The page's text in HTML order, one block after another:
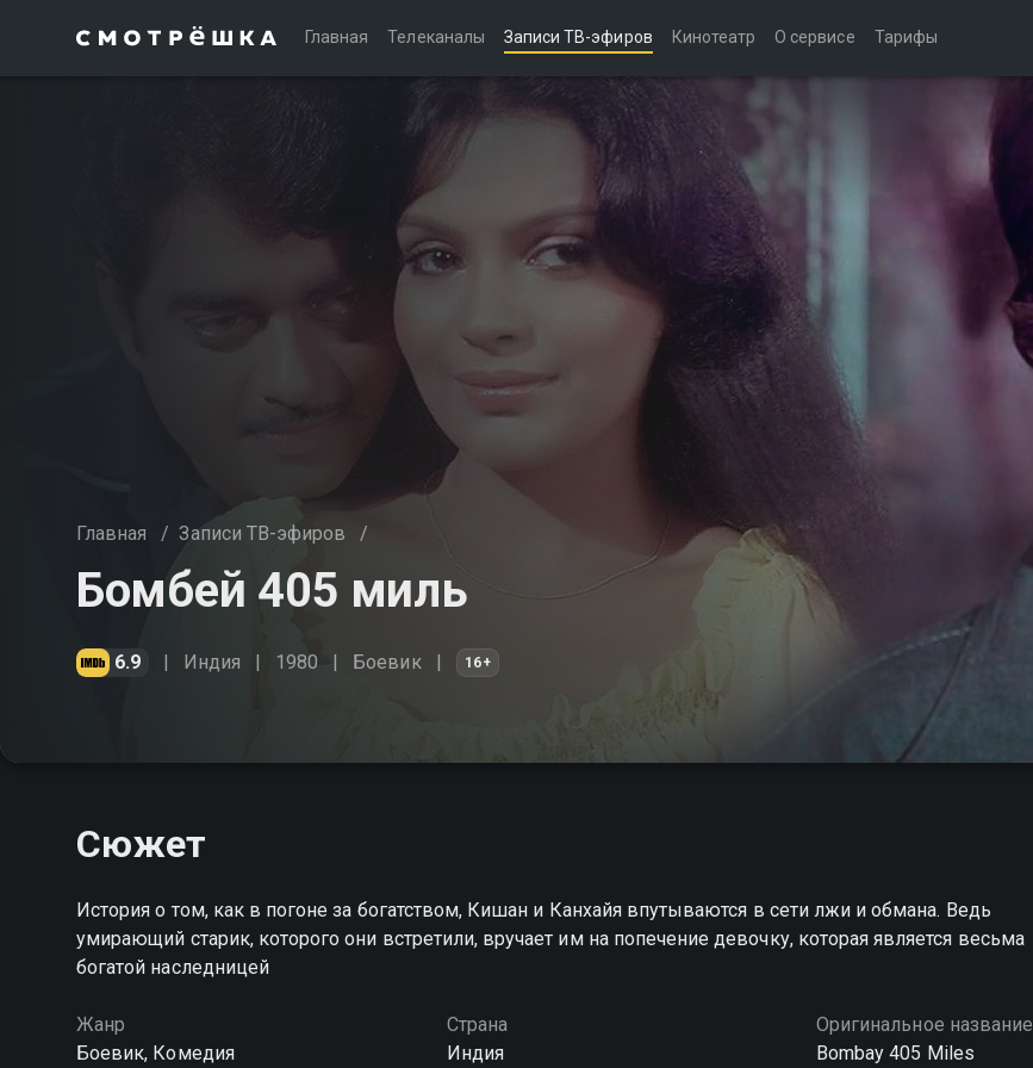
Главная Телеканалы Записи ТВ-эфиров Кинотеатр О сервисе Тарифы
Главная / Записи ТВ-эфиров /
Бомбей 405 миль
6.9 Индия 1980 Боевик 16+
Сюжет
История о том, как в погоне за богатством, Кишан и Канхайя впутываются в сети лжи и обмана. Ведь
умирающий старик, которого они встретили, вручает им на попечение девочку, которая является весьма
богатой наследницей
Жанр
Боевик, Комедия
Страна
Индия
Оригинальное название
Bombay 405 Miles